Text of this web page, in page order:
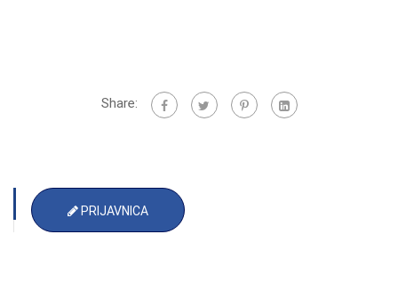
Share:
PRIJAVNICA